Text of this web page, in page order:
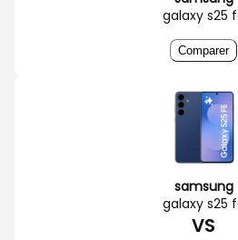
galaxy s25
Comparer
samsung
galaxy s25
VS